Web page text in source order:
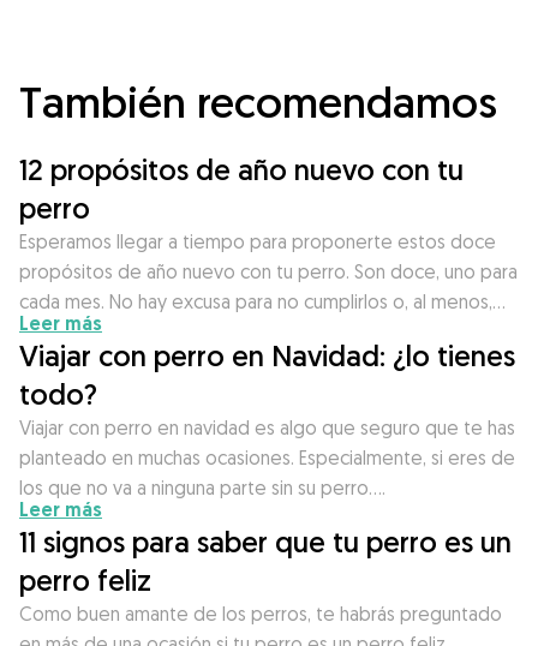
También recomendamos
12 propósitos de año nuevo con tu
perro
Esperamos llegar a tiempo para proponerte estos doce
propósitos de año nuevo con tu perro. Son doce, uno para
cada mes. No hay excusa para no cumplirlos o, al menos,…
Leer más
Viajar con perro en Navidad: ¿lo tienes
todo?
Viajar con perro en navidad es algo que seguro que te has
planteado en muchas ocasiones. Especialmente, si eres de
los que no va a ninguna parte sin su perro….
Leer más
11 signos para saber que tu perro es un
perro feliz
Como buen amante de los perros, te habrás preguntado